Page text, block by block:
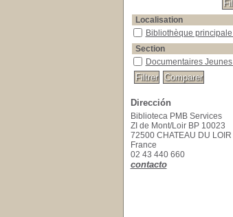
Localisation
Bibliothèque principale
Bibliothèque principale
Section
Documentaires Jeunes
Documentaires Jeunes
Dirección
Biblioteca PMB Services
ZI de Mont/Loir BP 10023
72500 CHATEAU DU LOIR
France
02 43 440 660
contacto